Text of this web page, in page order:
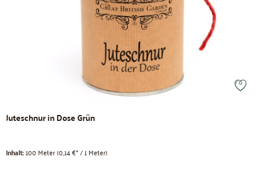
Juteschnur in Dose Grün
Inhalt:100 Meter(0,14 €* / 1 Meter)